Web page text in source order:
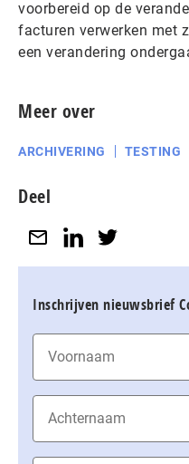
voorbereid op de
facturen verwerken met
een verandering
Meer over
ARCHIVERING TESTING
Deel
Inschrijven nieuwsbrief